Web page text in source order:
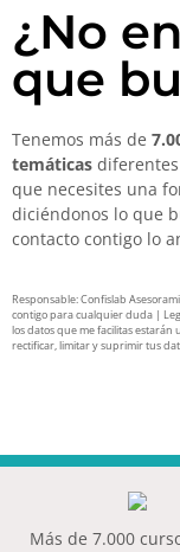
¿No
que
Tenemos más de
temáticas
que necesites una
diciéndonos lo que
contacto contigo lo
Responsable: Confislab
contigo para cualquier duda |
los datos que me facilitas
rectificar, limitar y suprimir tus
Más de 7.000